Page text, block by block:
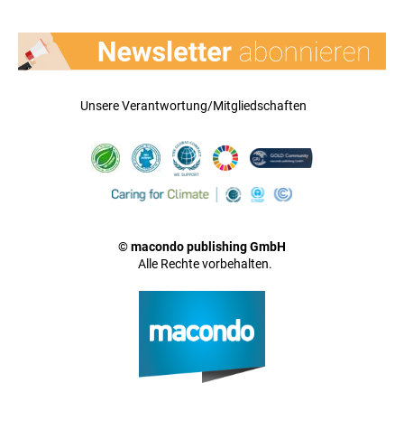
Unsere Verantwortung/Mitgliedschaften
© macondo publishing GmbH
Alle Rechte vorbehalten.